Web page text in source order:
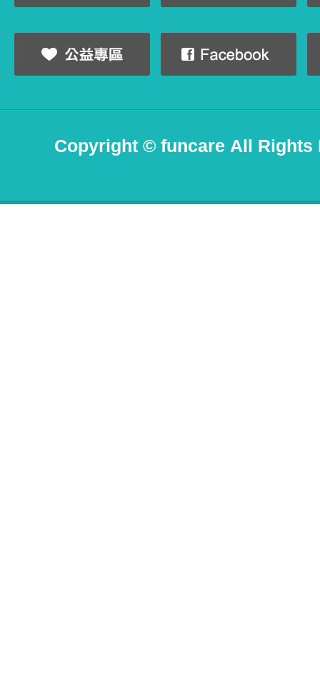
Copyright © funcare All Rights